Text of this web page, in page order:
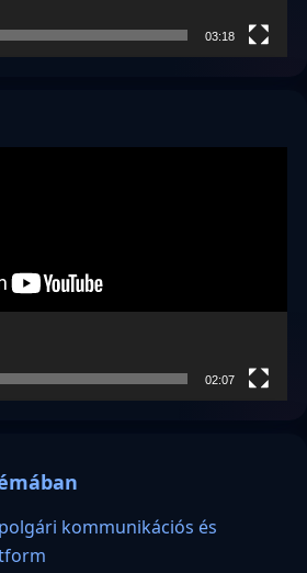
03:18
02:07
kommunikációs és